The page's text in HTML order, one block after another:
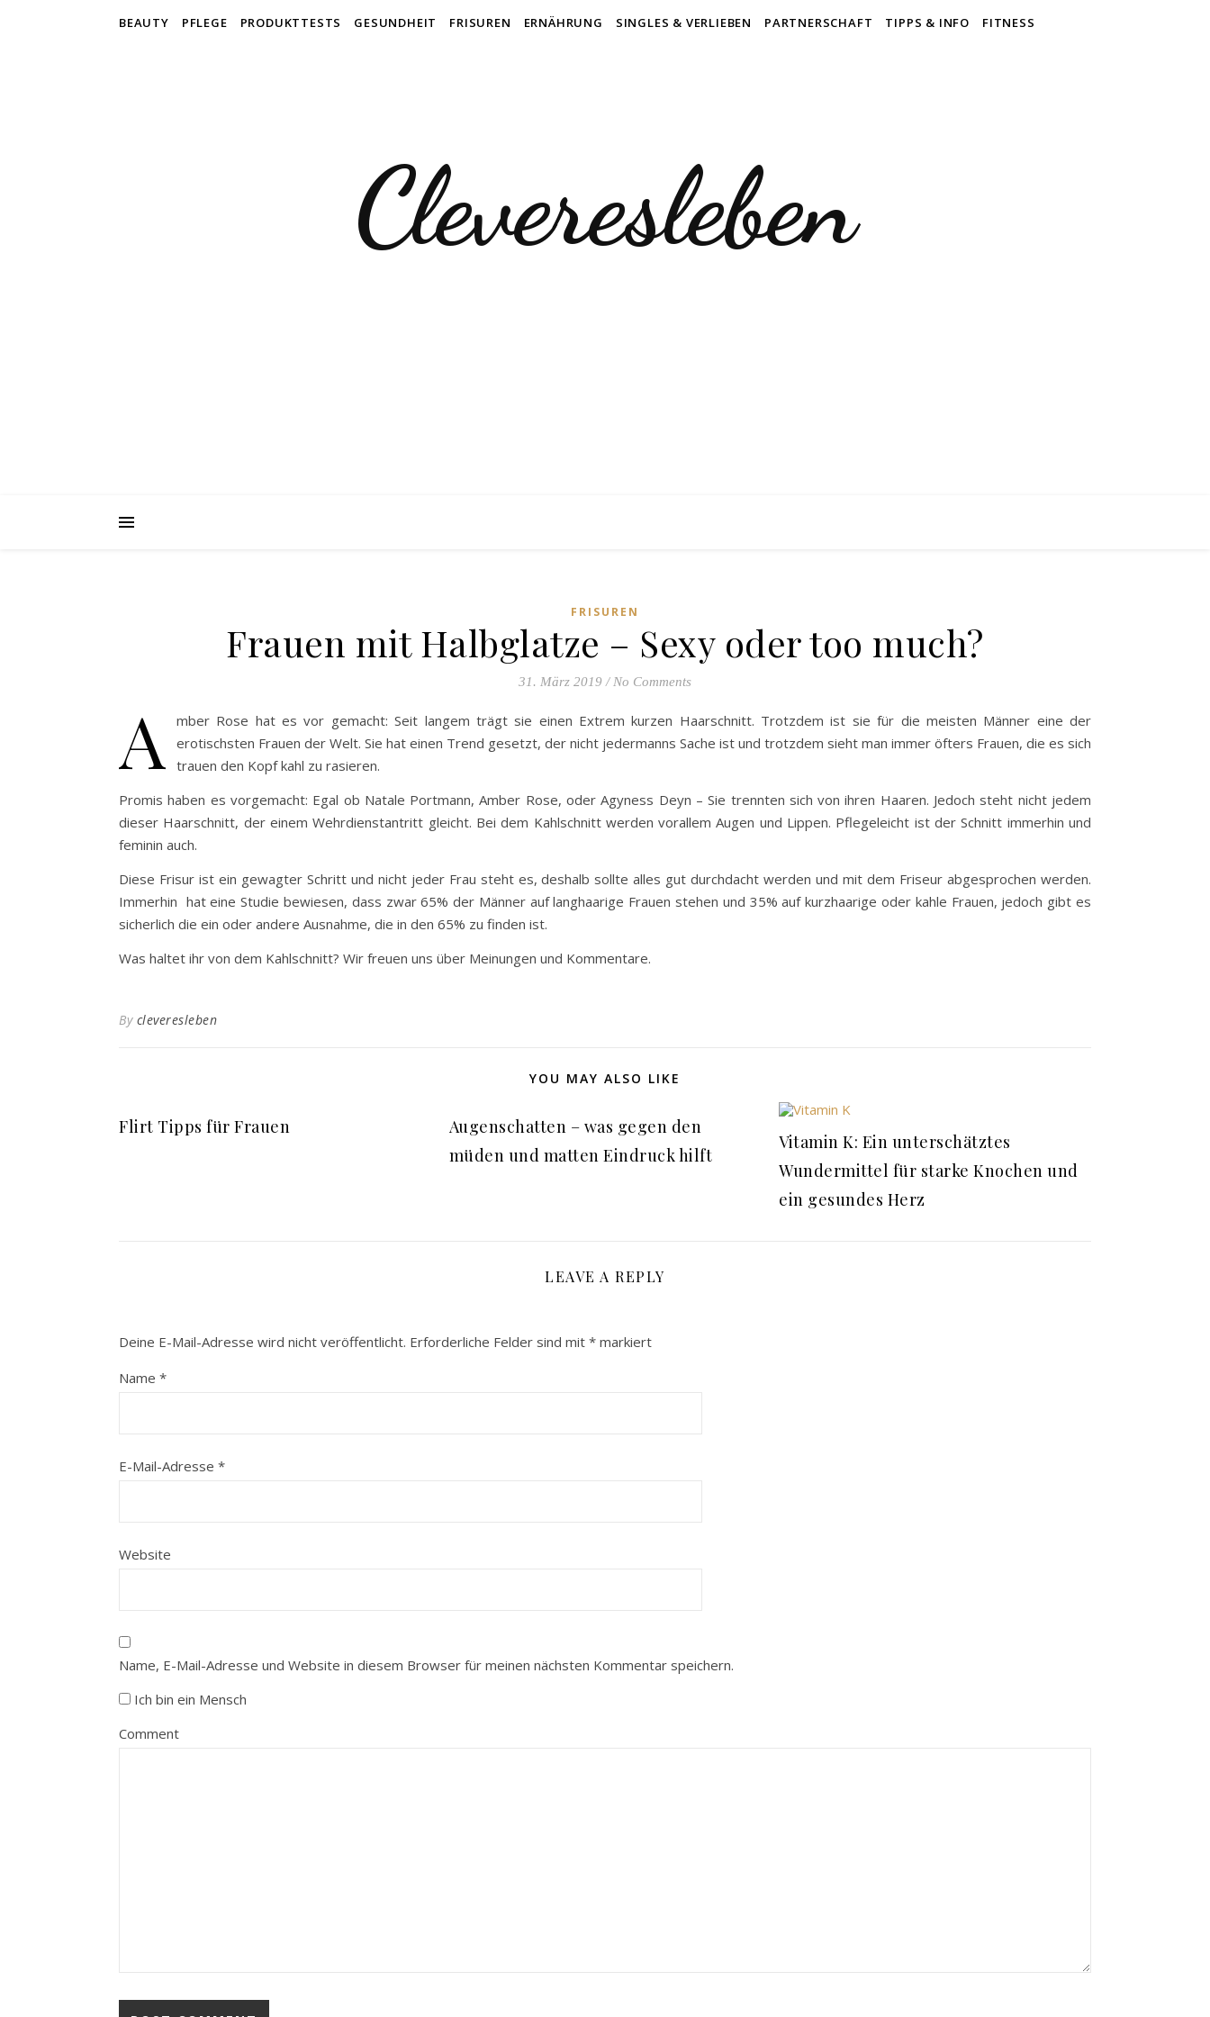
BEAUTY PFLEGE PRODUKTTESTS GESUNDHEIT FRISUREN ERNÄHRUNG SINGLES & VERLIEBEN PARTNERSCHAFT TIPPS & INFO FITNESS
Cleveresleben
FRISUREN
Frauen mit Halbglatze – Sexy oder too much?
31. März 2019 / No Comments
A
mber Rose hat es vor gemacht: Seit langem trägt sie einen Extrem kurzen Haarschnitt. Trotzdem ist sie für die meisten Männer eine der
erotischsten Frauen der Welt. Sie hat einen Trend gesetzt, der nicht jedermanns Sache ist und trotzdem sieht man immer öfters Frauen, die es sich
trauen den Kopf kahl zu rasieren.
Promis haben es vorgemacht: Egal ob Natale Portmann, Amber Rose, oder Agyness Deyn – Sie trennten sich von ihren Haaren. Jedoch steht nicht jedem
dieser Haarschnitt, der einem Wehrdienstantritt gleicht. Bei dem Kahlschnitt werden vorallem Augen und Lippen. Pflegeleicht ist der Schnitt immerhin und
feminin auch.
Diese Frisur ist ein gewagter Schritt und nicht jeder Frau steht es, deshalb sollte alles gut durchdacht werden und mit dem Friseur abgesprochen werden.
Immerhin hat eine Studie bewiesen, dass zwar 65% der Männer auf langhaarige Frauen stehen und 35% auf kurzhaarige oder kahle Frauen, jedoch gibt es
sicherlich die ein oder andere Ausnahme, die in den 65% zu finden ist.
Was haltet ihr von dem Kahlschnitt? Wir freuen uns über Meinungen und Kommentare.
By cleveresleben
YOU MAY ALSO LIKE
Flirt Tipps für Frauen
Augenschatten – was gegen den
müden und matten Eindruck hilft
Vitamin K: Ein unterschätztes
Wundermittel für starke Knochen und
ein gesundes Herz
LEAVE A REPLY
Deine E-Mail-Adresse wird nicht veröffentlicht. Erforderliche Felder sind mit * markiert
Name *
E-Mail-Adresse *
Website
Name, E-Mail-Adresse und Website in diesem Browser für meinen nächsten Kommentar speichern.
Ich bin ein Mensch
Comment